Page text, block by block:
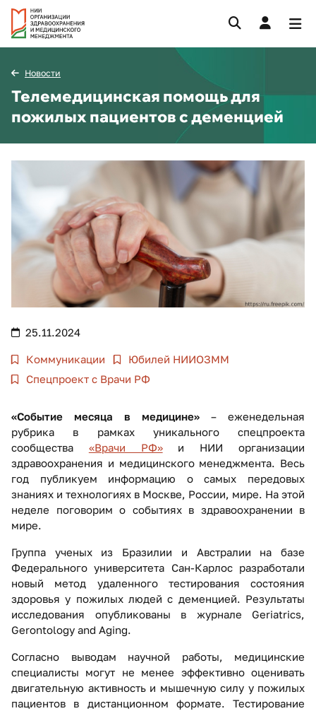
Новости
Телемедицинская помощь для
пожилых пациентов с деменцией
25.11.2024
Коммуникации
Юбилей НИИОЗММ
Спецпроект с Врачи РФ
«Событие месяца в медицине» – еженедельная
рубрика в рамках уникального спецпроекта
сообщества «Врачи РФ»и НИИ организации
здравоохранения и медицинского менеджмента. Весь
год публикуем информацию о самых передовых
знаниях и технологиях в Москве, России, мире. На этой
неделе поговорим о событиях в здравоохранении в
мире.
Группа ученых из Бразилии и Австралии на базе
Федерального университета Сан-Карлос разработали
новый метод удаленного тестирования состояния
здоровья у пожилых людей с деменцией. Результаты
исследования опубликованы в журнале Geriatrics,
Gerontology and Aging.
Согласно выводам научной работы, медицинские
специалисты могут не менее эффективно оценивать
двигательную активность и мышечную силу у пожилых
пациентов в дистанционном формате. Тестирование